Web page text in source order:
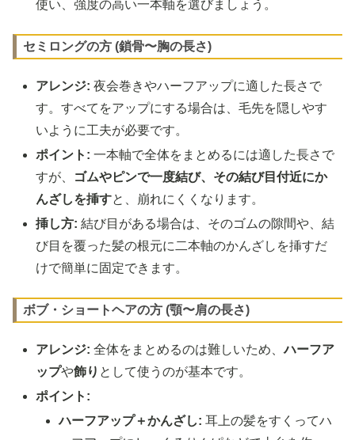
使い、強度の高い一本軸を選びましょう。
セミロングの方 (鎖骨〜胸の長さ)
アレンジ: 夜会巻きやハーフアップに適した長さで
す。すべてをアップにする場合は、毛先を隠しやす
いように工夫が必要です。
ポイント: 一本軸で全体をまとめるには適した長さで
すが、
ゴムやピンで一度結び、その結び目付近にか
んざしを挿すと、崩れにくくなります。
挿し方: 結び目がある場合は、そのゴムの隙間や、結
び目を覆った髪の根元に二本軸のかんざしを挿すだ
けで簡単に固定できます。
ボブ・ショートヘアの方 (顎〜肩の長さ)
アレンジ: 全体をまとめるのは難しいため、ハーフア
ップや飾り として使うのが基本です。
ポイント:
ハーフアップ＋かんざし: 耳上の髪をすくってハ